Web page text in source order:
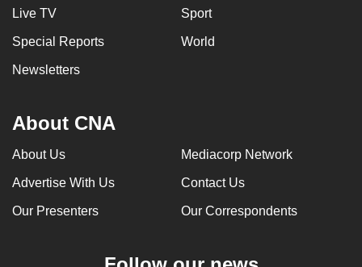
Live TV Sport
Special Reports World
Newsletters
About CNA
About Us Mediacorp Network
Advertise With Us Contact Us
Our Presenters Our Correspondents